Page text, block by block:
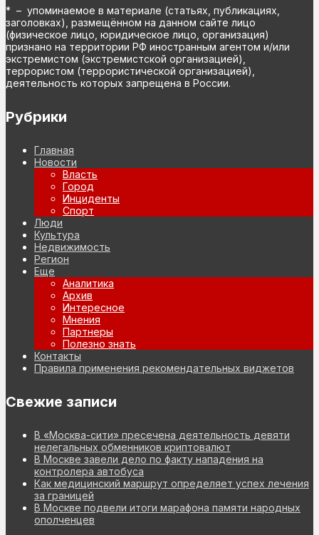
* – упоминаемое в материале (статьях, публикациях,
заголовках), размещённом на данном сайте лицо
(физическое лицо, юридическое лицо, организация)
признано на территории РФ иностранным агентом и/или
экстремистом (экстремистской организацией),
террористом (террористической организацией),
деятельность которых запрещена в России.
Рубрики
Главная
Новости
Власть
Город
Инциденты
Спорт
Люди
Культура
Недвижимость
Регион
Еще
Аналитика
Архив
Интересное
Мнения
Партнеры
Полезно знать
Контакты
Правила применения рекомендательных виджетов
Свежие записи
В «Москва-сити» пресечена деятельность девяти
нелегальных обменников криптовалют
В Москве завели дело по факту нападения на
контролера автобуса
Как медицинский маршрут определяет успех лечения
за границей
В Москве подвели итоги марафона памяти народных
ополченцев